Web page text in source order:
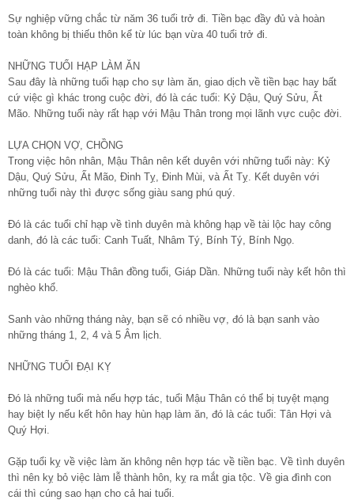
Sự nghiệp vững chắc từ năm 36 tuổi trở đi. Tiền bạc đầy đủ và hoàn
toàn không bị thiếu thôn kể từ lúc bạn vừa 40 tuổi trở đi.
NHỮNG TUỔI HẠP LÀM ĂN
Sau đây là những tuổi hạp cho sự làm ăn, giao dịch về tiền bạc hay bất
cứ việc gì khác trong cuộc đời, đó là các tuổi: Kỷ Dậu, Quý Sửu, Ất
Mão. Những tuổi này rất hạp với Mậu Thân trong mọi lãnh vực cuộc đời.
LỰA CHỌN VỢ, CHỒNG
Trong việc hôn nhân, Mậu Thân nên kết duyên với những tuổi này: Kỷ
Dậu, Quý Sửu, Ất Mão, Đinh Tỵ, Đinh Mùi, và Ất Tỵ. Kết duyên với
những tuổi này thì được sống giàu sang phú quý.
Đó là các tuổi chỉ hạp về tình duyên mà không hạp về tài lộc hay công
danh, đó là các tuổi: Canh Tuất, Nhâm Tý, Bính Tý, Bính Ngọ.
Đó là các tuổi: Mậu Thân đồng tuổi, Giáp Dần. Những tuổi này kết hôn thì
nghèo khổ.
Sanh vào những tháng này, bạn sẽ có nhiều vợ, đó là bạn sanh vào
những tháng 1, 2, 4 và 5 Âm lịch.
NHỮNG TUỔI ĐẠI KỴ
Đó là những tuổi mà nếu hợp tác, tuổi Mậu Thân có thể bị tuyệt mạng
hay biệt ly nếu kết hôn hay hùn hạp làm ăn, đó là các tuổi: Tân Hợi và
Quý Hợi.
Gặp tuổi kỵ về việc làm ăn không nên hợp tác về tiền bạc. Về tình duyên
thì nên kỵ bỏ việc làm lễ thành hôn, kỵ ra mắt gia tộc. Về gia đình con
cái thì cúng sao hạn cho cả hai tuổi.